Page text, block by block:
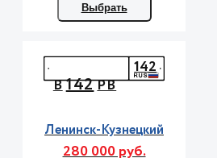
Выбрать
В142РВ
142
Ленинск-Кузнецкий
280 000 руб.